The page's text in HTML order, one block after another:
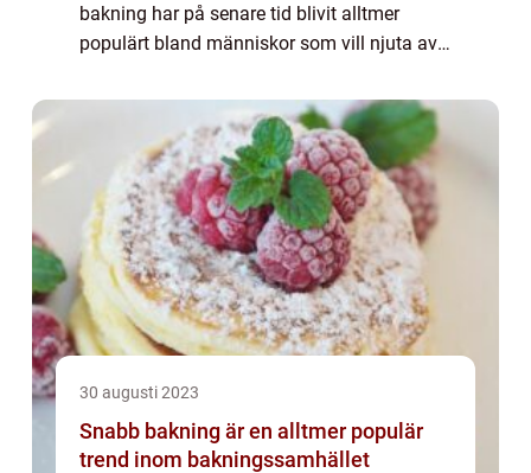
bakning har på senare tid blivit alltmer
populärt bland människor som vill njuta av
hälsa. Det här fenomenet erbjuder ett brett
30 augusti 2023
Snabb bakning är en alltmer populär
trend inom bakningssamhället